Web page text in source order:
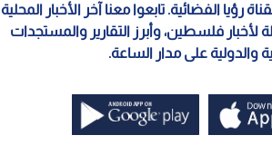
رؤيا الفضائية. تابعوا معنا آخر الأخبار المحلية
لأخبار فلسطين، وأبرز التقارير والمستجدات
والدولية على مدار الساعة.